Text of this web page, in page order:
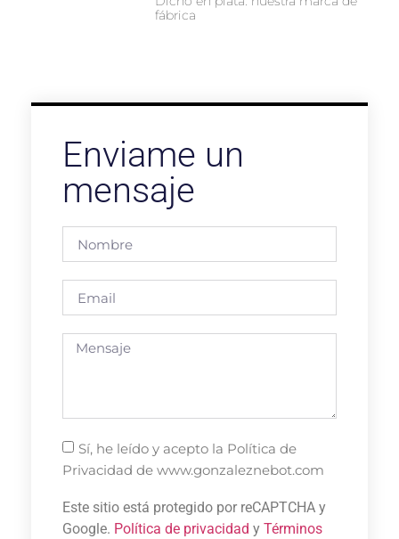
fábrica
Enviame un
mensaje
Sí, he leído y acepto la Política de
Privacidad de www.gonzaleznebot.com
Este sitio está protegido por reCAPTCHA y
Google. Política de privacidad y Términos